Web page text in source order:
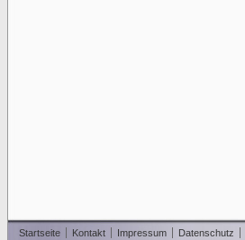
Startseite Kontakt Impressum Datenschutz